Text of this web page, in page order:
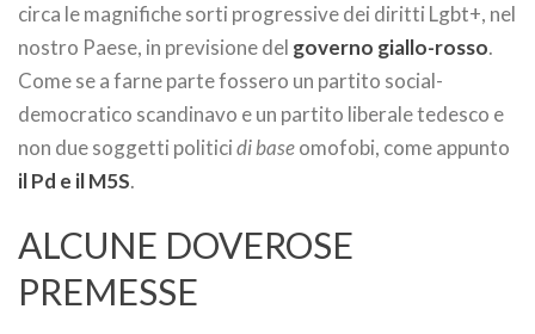
circa le magnifiche sorti progressive dei diritti Lgbt+, nel
nostro Paese, in previsione del governo giallo-rosso.
Come se a farne parte fossero un partito social-
democratico scandinavo e un partito liberale tedesco e
non due soggetti politicidi baseomofobi, come appunto
il Pd e il M5S.
ALCUNE DOVEROSE
PREMESSE